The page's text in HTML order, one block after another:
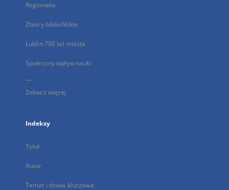
Regionalia
Zbiory bibliofilskie
Lublin 700 lat miasta
Społeczny wpływ nauki
...
Zobacz więcej
Indeksy
Tytuł
Autor
Temat i słowa kluczowe